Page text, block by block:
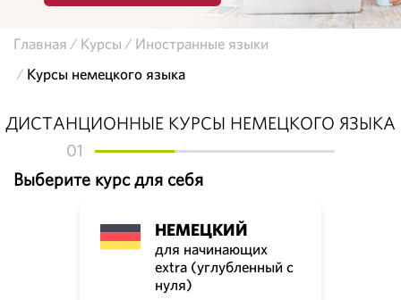
Главная Курсы
Иностранные языки
Курсы немецкого языка
ДИСТАНЦИОННЫЕ КУРСЫ НЕМЕЦКОГО ЯЗЫКА
01
Выберите курс для себя
НЕМЕЦКИЙ
для начинающих
extra (углубленный с
нуля)